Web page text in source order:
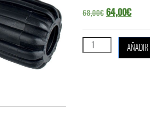
68,00€ El precio
64,00€El
SOPRAS TEKAÑADIR